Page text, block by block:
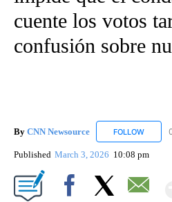
cuente los votos
confusión sobre
By CNN Newsource FOLLOW
Published March 3, 2026 10:08 pm